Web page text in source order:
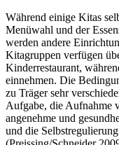
Während einige Kitas
Menüwahl und der
werden andere
Kitagruppen verfügen
Kinderrestaurant,
einnehmen. Die
zu Träger sehr
Aufgabe, die Aufnahme
angenehme und
und die